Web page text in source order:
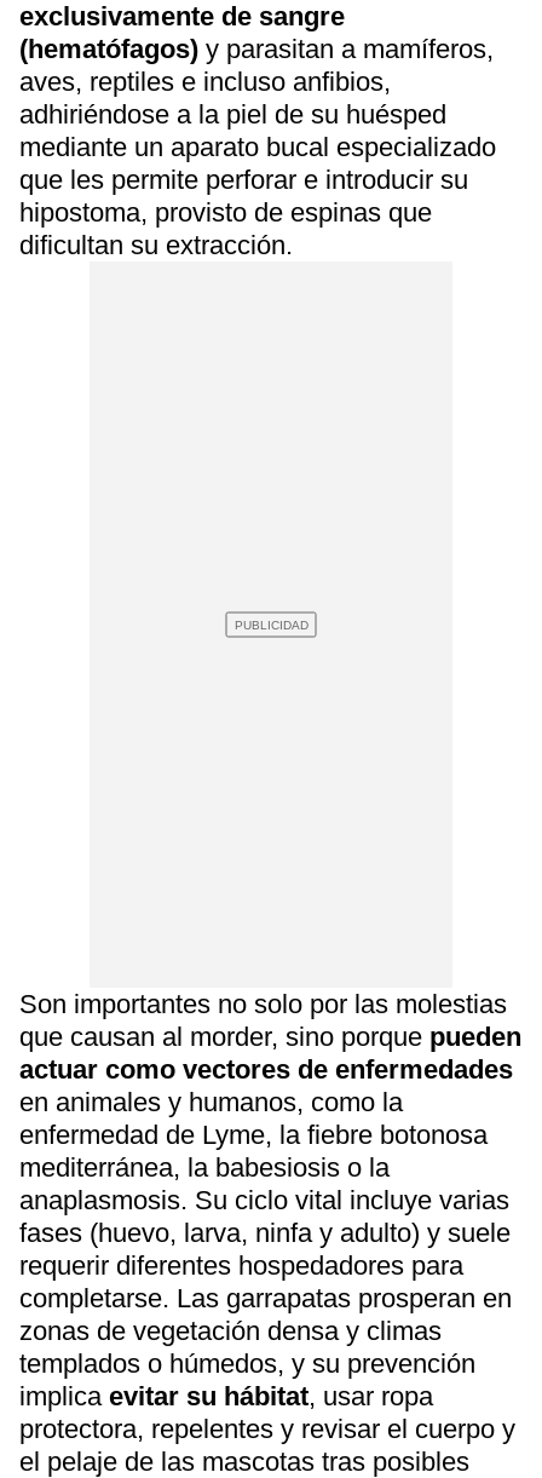
exclusivamente de sangre
(hematófagos) y parasitan a mamíferos,
aves, reptiles e incluso anfibios,
adhiriéndose a la piel de su huésped
mediante un aparato bucal especializado
que les permite perforar e introducir su
hipostoma, provisto de espinas que
dificultan su extracción.
Son importantes no solo por las molestias
que causan al morder, sino porque pueden
actuar como vectores de enfermedades
en animales y humanos, como la
enfermedad de Lyme, la fiebre botonosa
mediterránea, la babesiosis o la
anaplasmosis. Su ciclo vital incluye varias
fases (huevo, larva, ninfa y adulto) y suele
requerir diferentes hospedadores para
completarse. Las garrapatas prosperan en
zonas de vegetación densa y climas
templados o húmedos, y su prevención
implica evitar su hábitat, usar ropa
protectora, repelentes y revisar el cuerpo y
el pelaje de las mascotas tras posibles